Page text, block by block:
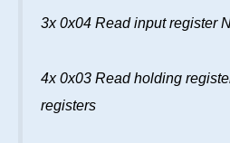
3x 0x04 Read input register
4x 0x03 Read holding
registers